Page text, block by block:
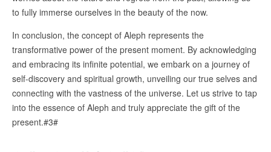
to fully immerse ourselves in the beauty of the now.
In conclusion, the concept of Aleph represents the
transformative power of the present moment. By acknowledging
and embracing its infinite potential, we embark on a journey of
self-discovery and spiritual growth, unveiling our true selves and
connecting with the vastness of the universe. Let us strive to tap
into the essence of Aleph and truly appreciate the gift of the
present.#3#